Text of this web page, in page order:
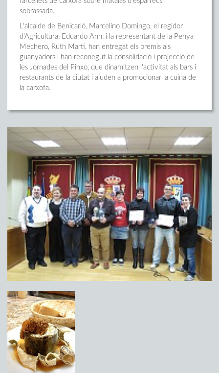
sobrassada.
L'alcalde de Benicarló, Marcelino Domingo, el regidor
d'Agricultura, Eduardo Arín, i la representant de la Penya
Mechero, Ruth Martí, han entregat els premis als
guanyadors i han reconegut la consolidació i projecció de
les Jornades del Pinxo, que dinamitzen l'activitat als bars i
restaurants de la ciutat i ajuden a promocionar la cuina de
la carxofa.